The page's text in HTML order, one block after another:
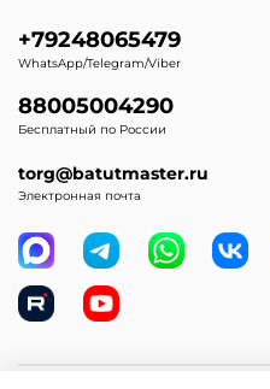
+79248065479
WhatsApp/Telegram/Viber
88005004290
Бесплатный по России
torg@batutmaster.ru
Электронная почта